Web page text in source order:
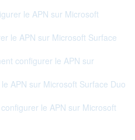
le APN sur Microsoft
le APN sur Microsoft Surface
configurer le APN sur
APN sur Microsoft Surface Duo
le APN sur Microsoft